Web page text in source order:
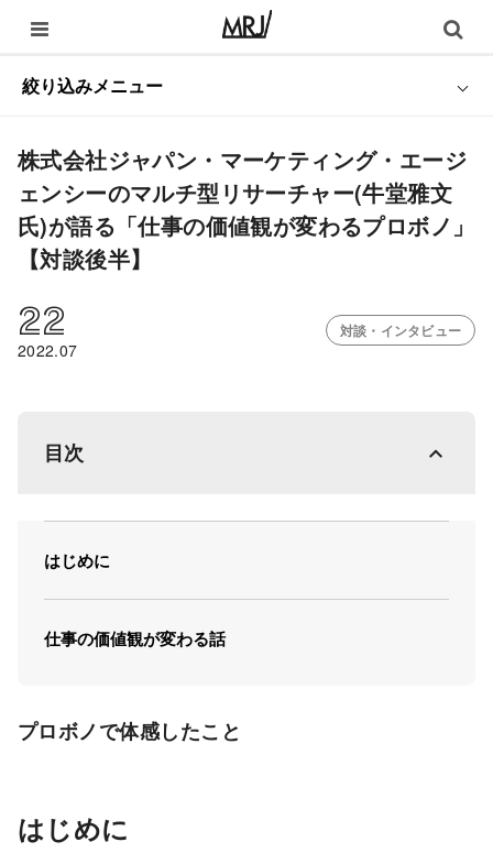
絞り込みメニュー
株式会社ジャパン・マーケティング・エージ
ェンシーのマルチ型リサーチャー(牛堂雅文
氏)が語る「仕事の価値観が変わるプロボノ」
【対談後半】
22
2022.07
対談・インタビュー
目次
はじめに
仕事の価値観が変わる話
プロボノで体感したこと
はじめに